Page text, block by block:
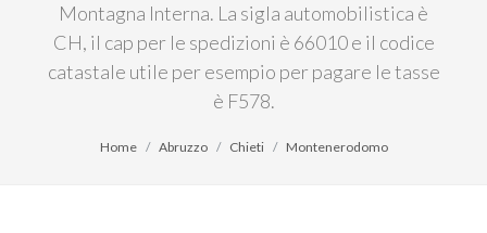
Montagna Interna. La sigla automobilistica è
CH, il cap per le spedizioni è 66010 e il codice
catastale utile per esempio per pagare le tasse
è F578.
Home Abruzzo Chieti Montenerodomo